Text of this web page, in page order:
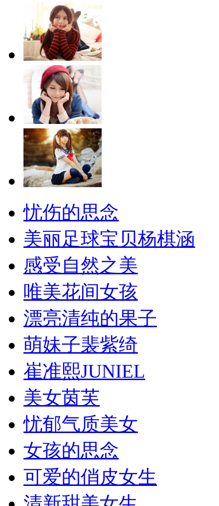
忧伤的思念
美丽足球宝贝杨棋涵
感受自然之美
唯美花间女孩
漂亮清纯的果子
萌妹子裴紫绮
崔准熙JUNIEL
美女茵芙
忧郁气质美女
女孩的思念
可爱的俏皮女生